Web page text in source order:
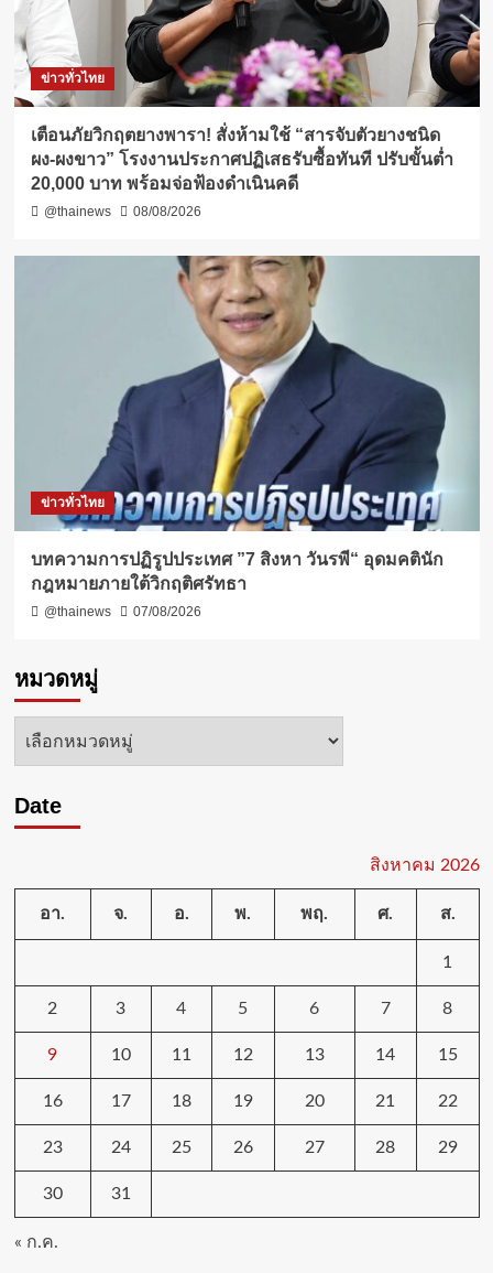
ข่าวทั่วไทย
เตือนภัยวิกฤตยางพารา! สั่งห้ามใช้ “สารจับตัวยางชนิด
ผง-ผงขาว” โรงงานประกาศปฏิเสธรับซื้อทันที ปรับขั้นต่ำ
20,000 บาท พร้อมจ่อฟ้องดำเนินคดี
@thainews 08/08/2026
ข่าวทั่วไทย
บทความการปฏิรูปประเทศ ”7 สิงหา วันรพี“ อุดมคตินัก
กฎหมายภายใต้วิกฤติศรัทธา
@thainews 07/08/2026
หมวดหมู่
หมวด
Date
สิงหาคม 2026
อา. จ. อ. พ. พฤ. ศ. ส.
1
2 3 4 5 6 7 8
9 10 11 12 13 14 15
16 17 18 19 20 21 22
23 24 25 26 27 28 29
30 31
« ก.ค.